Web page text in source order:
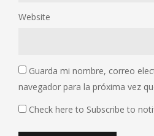
Website
Guarda mi nombre, correo
navegador para la próxima vez
Check here to Subscribe to